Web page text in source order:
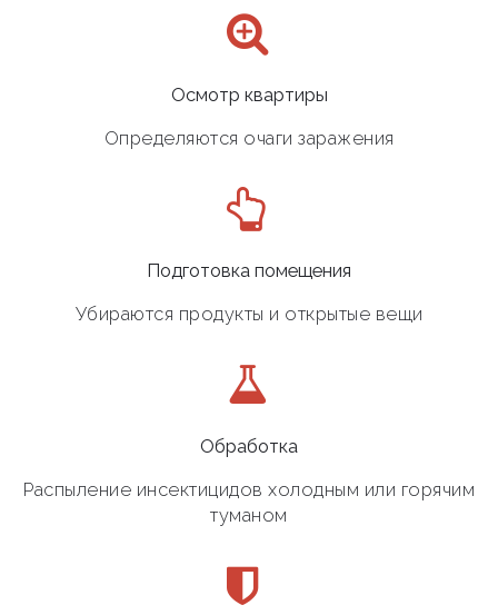
Осмотр квартиры
Определяются очаги заражения
Подготовка помещения
Убираются продукты и открытые вещи
Обработка
Распыление инсектицидов холодным или горячим
туманом